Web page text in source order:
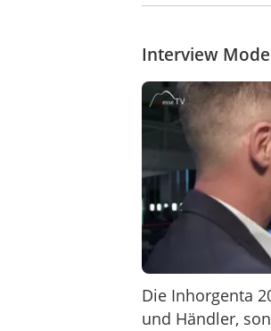
Interview
Die Inhorgenta
und Händler,